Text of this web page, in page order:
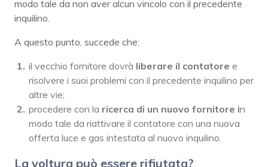
modo tale da non aver alcun vincolo con il precedente
inquilino.
A questo punto, succede che:
il vecchio fornitore dovrà liberare il contatore e
risolvere i suoi problemi con il precedente inquilino per
altre vie;
procedere con la ricerca di un nuovo fornitore in
modo tale da riattivare il contatore con una nuova
offerta luce e gas intestata al nuovo inquilino.
La voltura può essere rifiutata?